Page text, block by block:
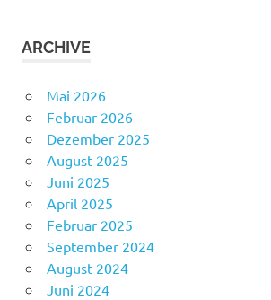
ARCHIVE
Mai 2026
Februar 2026
Dezember 2025
August 2025
Juni 2025
April 2025
Februar 2025
September 2024
August 2024
Juni 2024